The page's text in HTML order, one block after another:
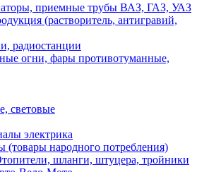
приемные трубы ВАЗ, ГАЗ, УАЗ
(растворитель, антигравий,
радиостанции
огни, фары противотуманные,
световые
электрика
(товары народного потребления)
шланги, штуцера, тройники